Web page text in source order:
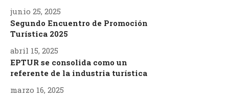
junio 25, 2025
Segundo Encuentro de Promoción
Turística 2025
abril 15, 2025
EPTUR se consolida como un
referente de la industria turística
marzo 16, 2025